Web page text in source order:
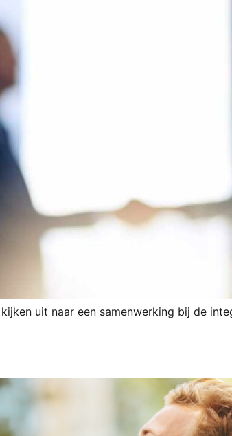
uit naar een samenwerking bij de